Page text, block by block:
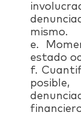
mismo.
e.
estado
f.